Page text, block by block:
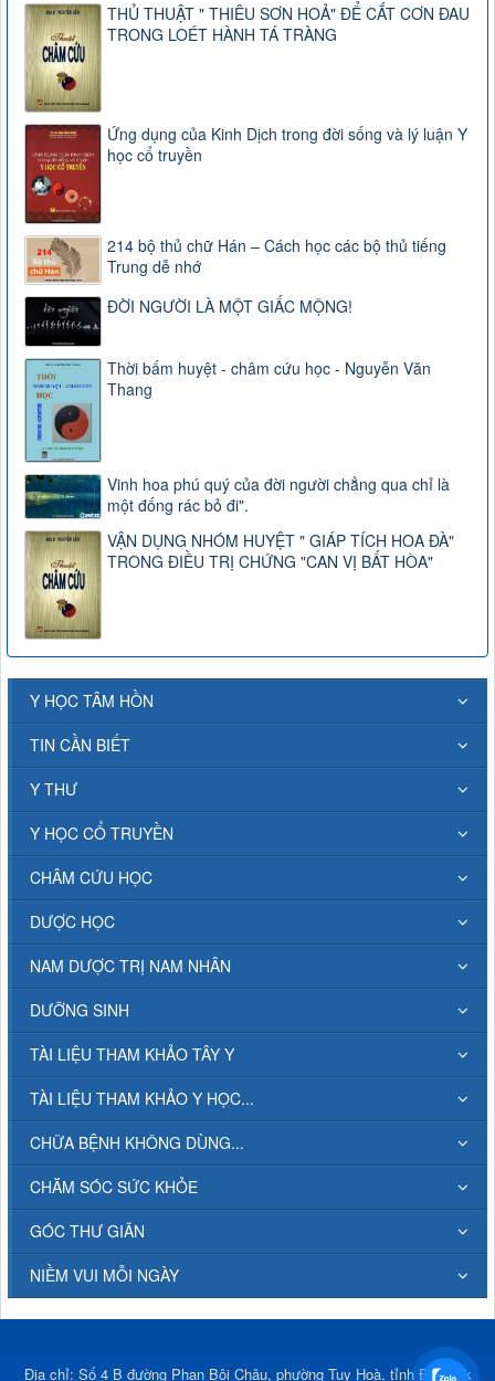
THỦ THUẬT " THIÊU SƠN HOẢ" ĐỂ CẮT CƠN ĐAU
TRONG LOÉT HÀNH TÁ TRÀNG
Ứng dụng của Kinh Dịch trong đời sống và lý luận Y
học cổ truyền
214 bộ thủ chữ Hán – Cách học các bộ thủ tiếng
Trung dễ nhớ
ĐỜI NGƯỜI LÀ MỘT GIẤC MỘNG!
Thời bấm huyệt - châm cứu học - Nguyễn Văn
Thang
Vinh hoa phú quý của đời người chẳng qua chỉ là
một đống rác bỏ đi".
VẬN DỤNG NHÓM HUYỆT " GIÁP TÍCH HOA ĐÀ"
TRONG ĐIỀU TRỊ CHỨNG "CAN VỊ BẤT HÒA"
Y HỌC TÂM HỒN
TIN CẦN BIẾT
Y THƯ
Y HỌC CỔ TRUYỀN
CHÂM CỨU HỌC
DƯỢC HỌC
NAM DƯỢC TRỊ NAM NHÂN
DƯỠNG SINH
TÀI LIỆU THAM KHẢO TÂY Y
TÀI LIỆU THAM KHẢO Y HỌC...
CHỮA BỆNH KHÔNG DÙNG...
CHĂM SÓC SỨC KHỎE
GÓC THƯ GIÃN
NIỀM VUI MỖI NGÀY
Địa chỉ: Số 4 B đường Phan Bội Châu, phường Tuy Hoà, tỉnh Đắk Lắk